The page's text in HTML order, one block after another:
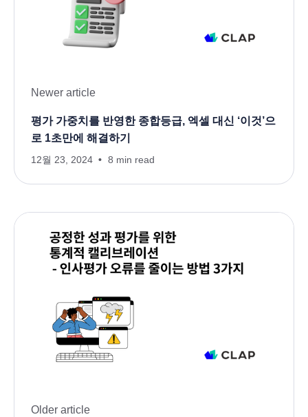
Newer article
평가 가중치를 반영한 종합등급, 엑셀 대신 ‘이것’으
로 1초만에 해결하기
12월 23, 2024 8 min read
Older article